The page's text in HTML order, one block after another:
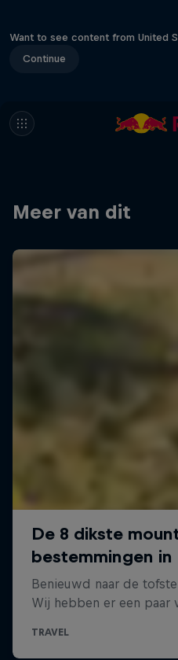
Want to see content from United
Continue
Meer van dit